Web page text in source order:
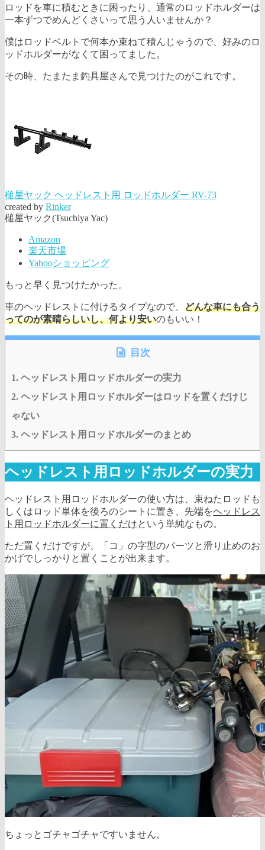
ロッドを車に積むときに困ったり、通常のロッドホルダーは
一本ずつでめんどくさいって思う人いませんか？
僕はロッドベルトで何本か束ねて積んじゃうので、好みのロ
ッドホルダーがなくて困ってました。
その時、たまたま釣具屋さんで見つけたのがこれです。
槌屋ヤック ヘッドレスト用 ロッドホルダー RV-73
created by Rinker
槌屋ヤック(Tsuchiya Yac)
Amazon
楽天市場
Yahooショッピング
もっと早く見つけたかった。
車のヘッドレストに付けるタイプなので、 どんな車にも合う
ってのが素晴らしいし、何より安いのもいい！
目次
1. ヘッドレスト用ロッドホルダーの実力
2. ヘッドレスト用ロッドホルダーはロッドを置くだけじ
ゃない
3. ヘッドレスト用ロッドホルダーのまとめ
ヘッドレスト用ロッドホルダーの実力
ヘッドレスト用ロッドホルダーの使い方は、束ねたロッドも
しくはロッド単体を後ろのシートに置き、先端をヘッドレス
ト用ロッドホルダーに置くだけという単純なもの。
ただ置くだけですが、「コ」の字型のパーツと滑り止めのお
かげでしっかりと置くことが出来ます。
ちょっとゴチャゴチャですいません。